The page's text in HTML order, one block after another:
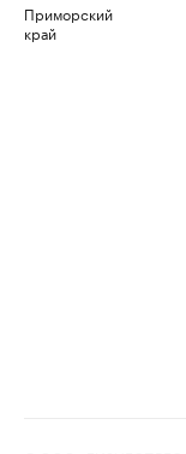
Приморский
край